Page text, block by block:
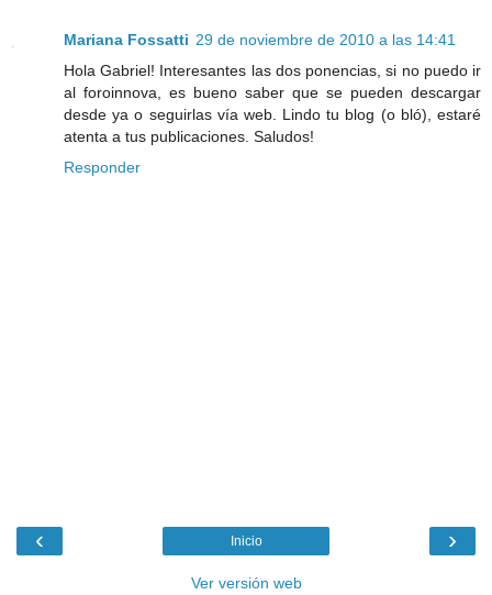
Mariana Fossatti 29 de noviembre de 2010 a las 14:41
Hola Gabriel! Interesantes las dos ponencias, si no puedo ir
al foroinnova, es bueno saber que se pueden descargar
desde ya o seguirlas vía web. Lindo tu blog (o bló), estaré
atenta a tus publicaciones. Saludos!
Responder
‹ ›
Inicio
Ver versión web